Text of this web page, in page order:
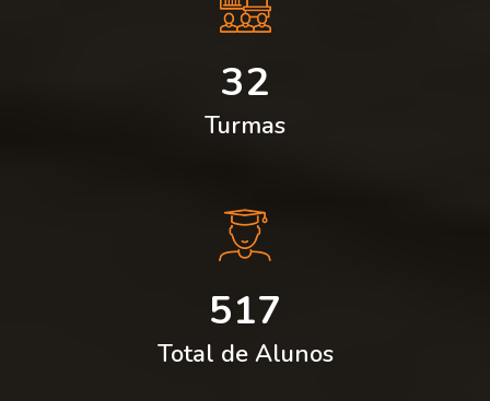
32
Turmas
517
Total de Alunos